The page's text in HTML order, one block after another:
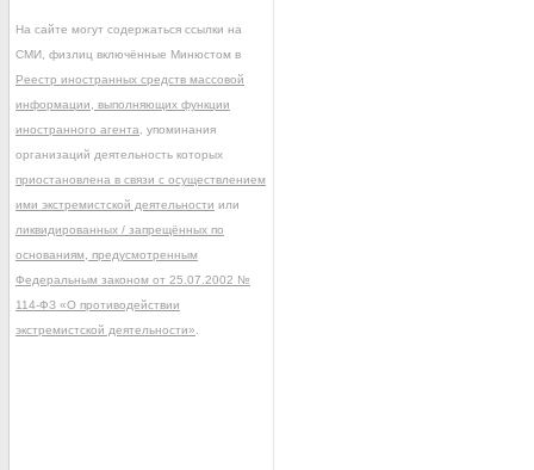
На сайте могут содержаться ссылки на
СМИ, физлиц включённые Минюстом в
Реестр иностранных средств массовой
информации, выполняющих функции
иностранного агента , упоминания
организаций деятельность которых
приостановлена в связи с осуществлением
ими экстремистской деятельности или
ликвидированных / запрещённых по
основаниям, предусмотренным
Федеральным законом от 25.07.2002 №
114-ФЗ «О противодействии
экстремистской деятельности»